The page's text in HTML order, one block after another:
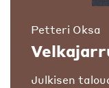
Petteri Oksa
Julkisen